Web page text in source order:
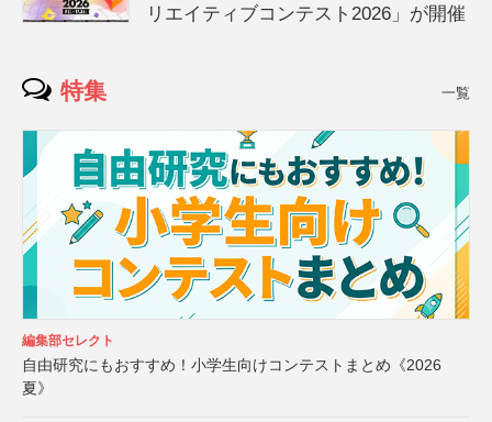
リエイティブコンテスト2026」が開催
特集 一覧
編集部セレクト
自由研究にもおすすめ！小学生向けコンテストまとめ《2026
夏》